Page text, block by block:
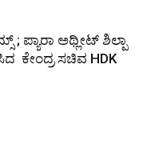
; ಪ್ಯಾರಾ ಅಥ್ಲೀಟ್ ಶಿಲ್ಪಾ
ಕೇಂದ್ರ ಸಚಿವ HDK